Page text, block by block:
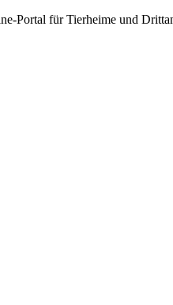
Portal für Tierheime und